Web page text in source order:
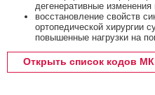
дегенеративные изменения
восстановление свойств
ортопедической хирургии
повышенные нагрузки на
Открыть список кодов